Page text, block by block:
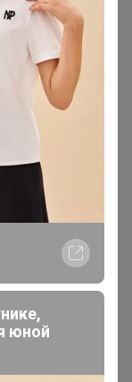
Забыли пароль?
юной